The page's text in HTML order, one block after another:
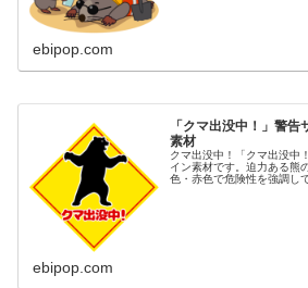
ebipop.com
「クマ出没中！」警
素材
クマ出没中！「クマ出没中
イン素材です。迫力ある熊
色・赤色で危険性を強調し
ebipop.com